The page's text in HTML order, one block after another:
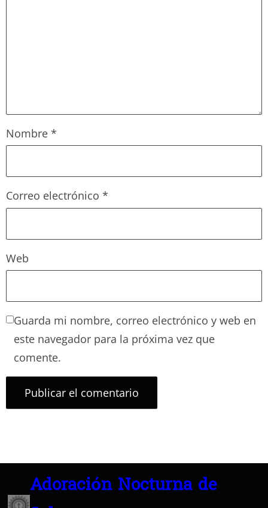
Nombre *
Correo electrónico *
Web
Guarda mi nombre, correo electrónico y web en
este navegador para la próxima vez que
comente.
Adoración Nocturna de